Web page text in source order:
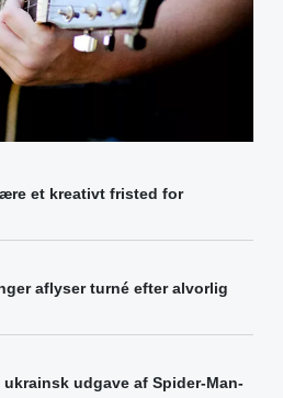
et kreativt fristed for
aflyser turné efter alvorlig
udgave af Spider-Man-